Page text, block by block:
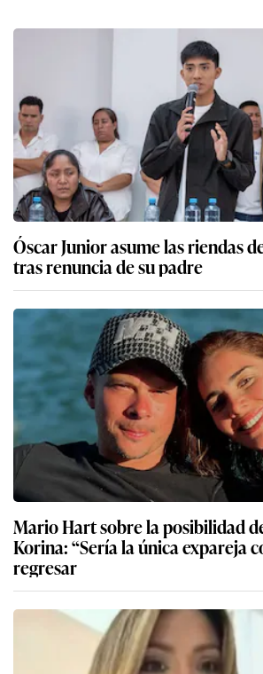
Óscar Junior asume las riendas
tras renuncia de su padre
Mario Hart sobre la posibilidad
Korina: “Sería la única expareja
regresar